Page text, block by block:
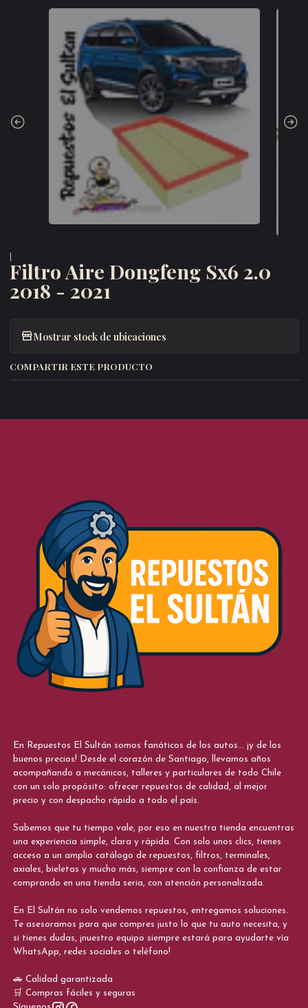
Filtro Aire Dongfeng Sx6 2.0
2018 - 2021
Mostrar stock de ubicaciones
COMPARTIR ESTE PRODUCTO
En Repuestos El Sultán somos fanáticos de los autos... ¡y de los
buenos precios! Desde el corazón de Santiago, llevamos años
acompañando a mecánicos, talleres y particulares de todo Chile
con un solo propósito: ofrecer repuestos de calidad, al mejor
precio y con despacho rápido a todo el país.
Sabemos que tu tiempo vale, por eso en nuestra tienda encuentras
una experiencia simple, clara y rápida. Con solo unos clics, tienes
acceso a un amplio catálogo de repuestos, filtros, terminales,
axiales, bieletas y mucho más, siempre con la confianza de estar
comprando en una tienda seria, con atención personalizada.
En El Sultán no solo vendemos repuestos, entregamos soluciones.
Te asesoramos para que compres justo lo que tu auto necesita, y
si tienes dudas, ¡nuestro equipo siempre estará para ayudarte vía
WhatsApp, redes sociales o teléfono!
🚗 Calidad garantizada
🛒 Compras fáciles y seguras